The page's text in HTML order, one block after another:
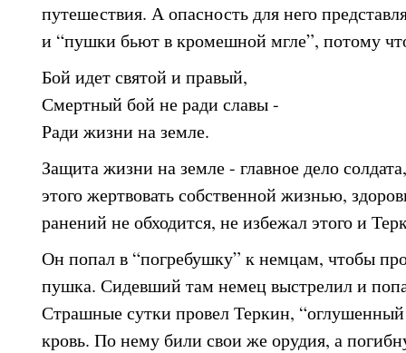
путешествия. А опасность для него
и “пушки бьют в кромешной мгле”, потому
Бой идет святой и правый,
Смертный бой не ради славы -
Ради жизни на земле.
Защита жизни на земле - главное дело
этого жертвовать собственной жизнью,
ранений не обходится, не избежал этого и
Он попал в “погребушку” к немцам, чтобы
пушка. Сидевший там немец выстрелил и
Страшные сутки провел Теркин,
кровь. По нему били свои же орудия, а